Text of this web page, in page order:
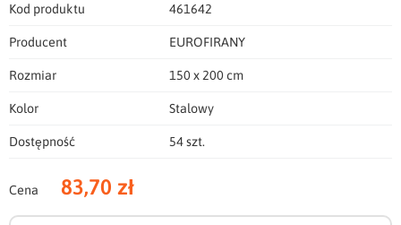
Kod produktu 461642
Producent EUROFIRANY
Rozmiar 150 x 200 cm
Kolor Stalowy
Dostępność 54 szt.
Cena 83,70 zł